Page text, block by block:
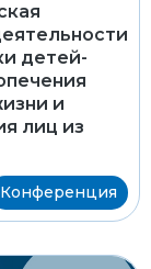
детей-
и
лиц из
Конференция